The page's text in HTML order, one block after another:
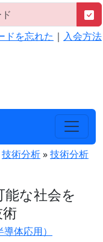
ドを忘れた ｜ 入会方法
技術分析»技術分析
な社会を
体応用）